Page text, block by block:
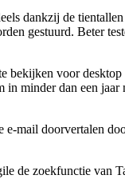
dankzij de
gestuurd. Beter
voor
dan een jaar
mail doorvertalen
de zoekfunctie van